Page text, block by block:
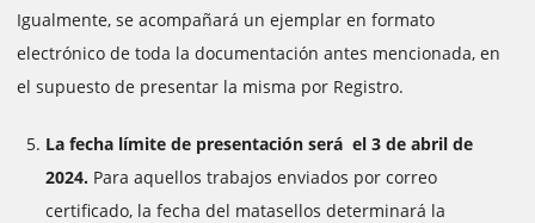
Igualmente, se acompañará un ejemplar en formato
electrónico de toda la documentación antes mencionada, en
el supuesto de presentar la misma por Registro.
La fecha límite de presentación será el 3 de abril de
2024. Para aquellos trabajos enviados por correo
certificado, la fecha del matasellos determinará la